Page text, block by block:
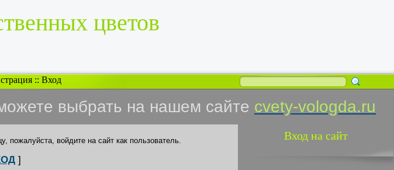
цветов
:: Вход
выбрать на нашем сайте cvety-vologda.ru
пожалуйста, войдите на сайт как пользователь.
]
Вход на сайт